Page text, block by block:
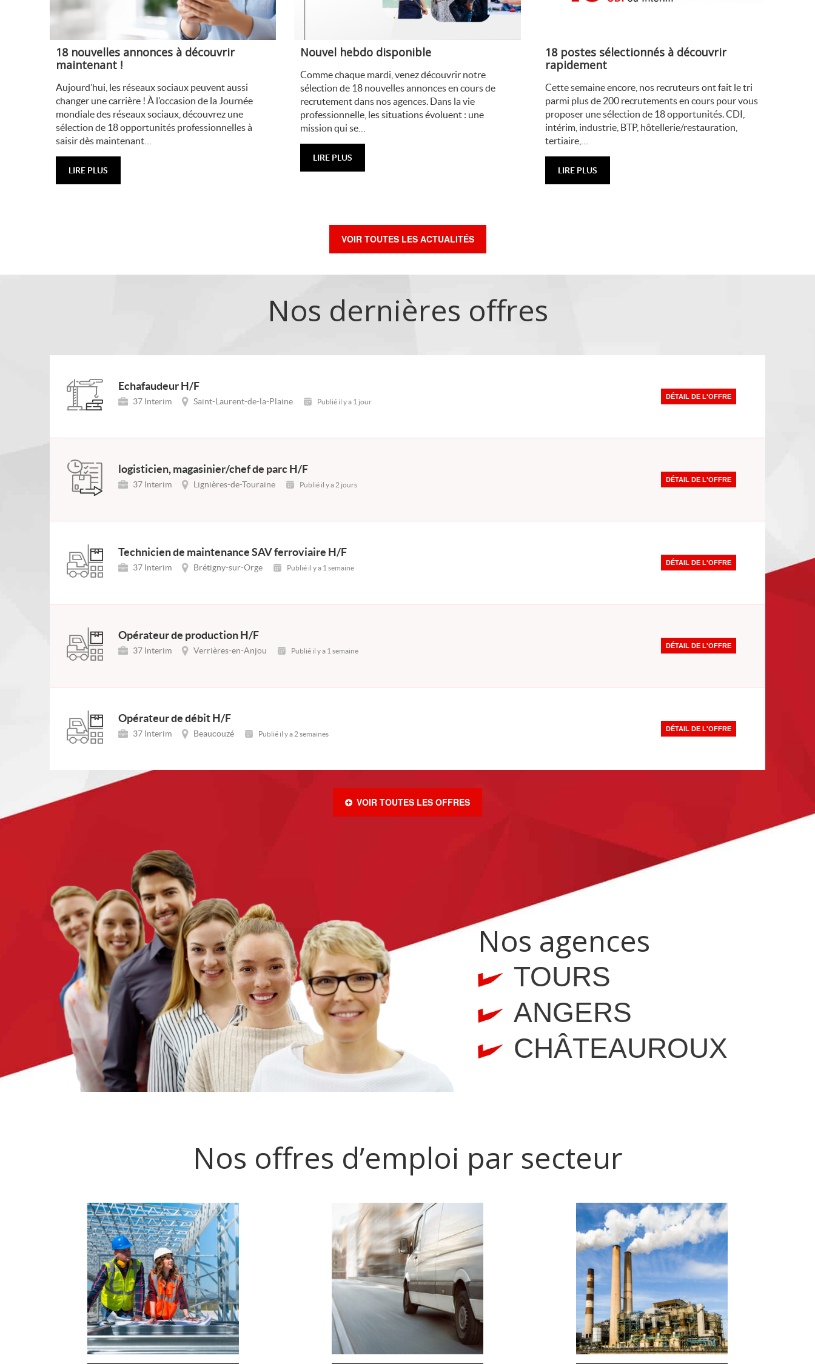
18 nouvelles annonces à découvrir
maintenant !
Aujourd’hui, les réseaux sociaux peuvent aussi
changer une carrière ! À l’occasion de la Journée
mondiale des réseaux sociaux, découvrez une
sélection de 18 opportunités professionnelles à
saisir dès maintenant…
LIRE PLUS
Nouvel hebdo disponible
Comme chaque mardi, venez découvrir notre
sélection de 18 nouvelles annonces en cours de
recrutement dans nos agences. Dans la vie
professionnelle, les situations évoluent : une
mission qui se…
LIRE PLUS
18 postes sélectionnés à découvrir
rapidement
Cette semaine encore, nos recruteurs ont fait le tri
parmi plus de 200 recrutements en cours pour vous
proposer une sélection de 18 opportunités. CDI,
intérim, industrie, BTP, hôtellerie/restauration,
tertiaire,…
LIRE PLUS
VOIR TOUTES LES ACTUALITÉS
Nos dernières offres
Echafaudeur H/F
DÉTAIL DE L'OFFRE
37 Interim Saint-Laurent-de-la-Plaine Publié il y a 1 jour
logisticien, magasinier/chef de parc H/F
DÉTAIL DE L'OFFRE
37 Interim Lignières-de-Touraine Publié il y a 2 jours
Technicien de maintenance SAV ferroviaire H/F
DÉTAIL DE L'OFFRE
37 Interim Brétigny-sur-Orge Publié il y a 1 semaine
Opérateur de production H/F
DÉTAIL DE L'OFFRE
37 Interim Verrières-en-Anjou Publié il y a 1 semaine
Opérateur de débit H/F
DÉTAIL DE L'OFFRE
37 Interim Beaucouzé Publié il y a 2 semaines
VOIR TOUTES LES OFFRES
Nos agences
TOURS
ANGERS
CHÂTEAUROUX
Nos offres d’emploi par secteur